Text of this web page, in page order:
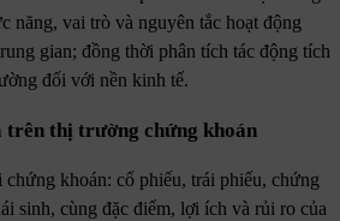
năng, vai trò và nguyên tắc hoạt động
gian; đồng thời phân tích tác động tích
đối với nền kinh tế.
trên thị trường chứng khoán
khoán: cổ phiếu, trái phiếu, chứng
sinh, cùng đặc điểm, lợi ích và rủi ro của